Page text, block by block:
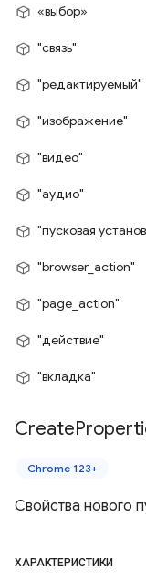
«выбор»
"связь"
"редактируемый"
"изображение"
"видео"
"аудио"
"пусковая
"browser_action"
"page_action"
"действие"
"вкладка"
Create
Chrome 123+
Свойства нового
ХАРАКТЕРИСТИКИ